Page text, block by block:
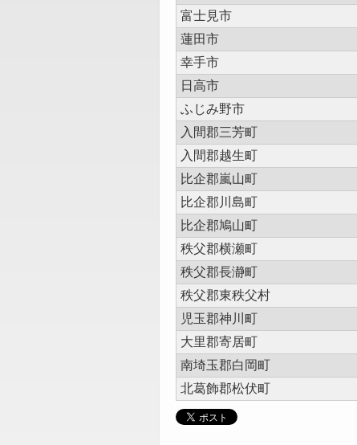
富士見市
蓮田市
幸手市
日高市
ふじみ野市
入間郡三芳町
入間郡越生町
比企郡嵐山町
比企郡川島町
比企郡鳩山町
秩父郡横瀬町
秩父郡長瀞町
秩父郡東秩父村
児玉郡神川町
大里郡寄居町
南埼玉郡白岡町
北葛飾郡松伏町